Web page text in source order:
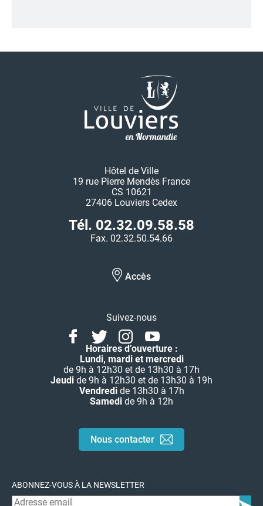
Hôtel de Ville
19 rue Pierre Mendès France
CS 10621
27406 Louviers Cedex
Tél. 02.32.09.58.58
Fax. 02.32.50.54.66
Accès
Suivez-nous
FacebookTwitterInstagramYoutube
Horaires d’ouverture :
Lundi, mardi et mercredi
de 9h à 12h30 et de 13h30 à 17h
Jeudi de 9h à 12h30 et de 13h30 à 19h
Vendredide 13h30 à 17h
Samedi de 9h à 12h
Nous contacter
ABONNEZ-VOUS À LA NEWSLETTER